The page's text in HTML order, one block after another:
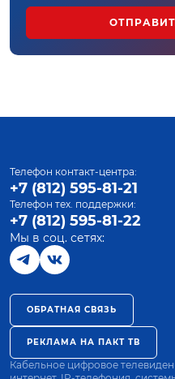
Телефон контакт-центра:
+7 (812) 595-81-21
Телефон тех. поддержки:
+7 (812) 595-81-22
Мы в соц. сетях:
ОБРАТНАЯ СВЯЗЬ
РЕКЛАМА НА ПАКТ ТВ
Кабельное цифровое